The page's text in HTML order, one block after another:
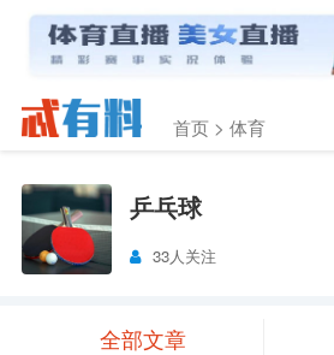
首页 > 体育
乒乓球
33人关注
全部文章